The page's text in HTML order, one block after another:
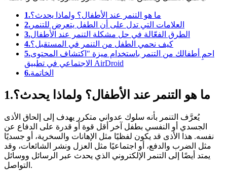
1.ما هو التنمر عند الأطفال؟ ولماذا يحدث؟
2. العلامات التي تدل على أن الطفل يتعرض للتنمر
3.الطرق الفعّالة في حل مشكلة التنمر عند الأطفال
4.كيف نحمي الطفل من التنمر في المستقبل؟
5.احمِ أطفالك من التنمر باستخدام ميزة "اكتشاف المحتوى
الاجتماعي في تطبيق AirDroid
6.الخاتمة
1.ما هو التنمر عند الأطفال؟ ولماذا يحدث؟
يُعرَّف التنمر بأنه سلوك عدواني متكرر يهدف إلى إلحاق الأذى
الجسدي أو النفسي بطفل آخر أقل قوة أو قدرة على الدفاع عن
نفسه. هذا الأذى قد يكون لفظيًا مثل الإهانات والسخرية، أو جسديًا
مثل الضرب والدفع، أو اجتماعيًا مثل العزل ونشر الشائعات، وقد
يمتد أيضًا إلى التنمر الإلكتروني الذي يحدث عبر الرسائل ووسائل
التواصل.